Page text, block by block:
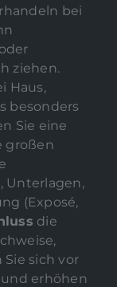
bei
ziehen.
Haus,
besonders
Sie eine
großen
Unterlagen,
(Exposé,
die
sich vor
erhöhen